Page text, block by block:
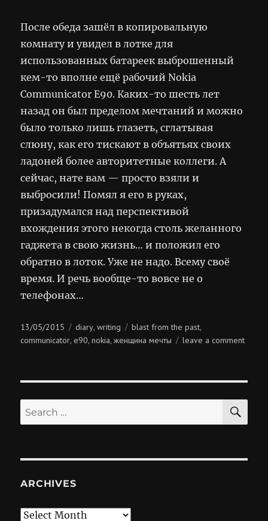
После обеда зашёл в копировальную
комнату и увидел в лотке для
использованных батареек выброшенный
кем-то вполне ещё рабочий Nokia
Communicator E90. Каких-то шесть лет
назад он был пределом мечтаний и можно
было только лишь глазеть, сглатывая
слюну, как его тискают в объятьях своих
ладоней более авторитетные коллеги. А
сейчас, нате вам — просто взяли и
выбросили! Помял я его в руках,
призадумался над перспективой
вхождения этого некогда столь желанного
гаджета в свою жизнь… и положил его
обратно в лоток. Уже не надо. Всему своё
время. И речь вообще-то вовсе не о
телефонах…
Posted
on
13/05/2015 Categories
diary,writing Tags
blast from the past,
communicator,e90,nokia,женщина мечты leave a commenton
e90
Search
for:
ARCHIVES
Archives